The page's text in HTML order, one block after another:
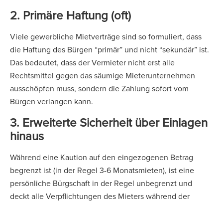
2. Primäre Haftung (oft)
Viele gewerbliche Mietverträge sind so formuliert, dass
die Haftung des Bürgen “primär” und nicht “sekundär” ist.
Das bedeutet, dass der Vermieter nicht erst alle
Rechtsmittel gegen das säumige Mieterunternehmen
ausschöpfen muss, sondern die Zahlung sofort vom
Bürgen verlangen kann.
3. Erweiterte Sicherheit über Einlagen
hinaus
Während eine Kaution auf den eingezogenen Betrag
begrenzt ist (in der Regel 3-6 Monatsmieten), ist eine
persönliche Bürgschaft in der Regel unbegrenzt und
deckt alle Verpflichtungen des Mieters während der